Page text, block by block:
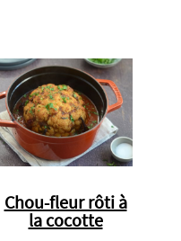
Chou-fleur rôti à
la cocotte